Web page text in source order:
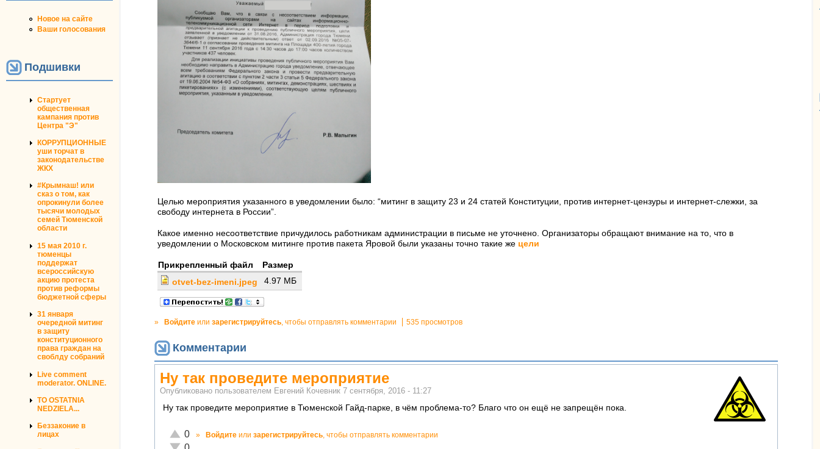
Новое на сайте
Ваши голосования
Подшивки
Стартует
общественная
кампания против
Центра "Э"
КОРРУПЦИОННЫЕ
уши торчат в
законодательстве
ЖКХ
#Крымнаш! или
сказ о том, как
опрокинули более
тысячи молодых
семей Тюменской
области
15 мая 2010 г.
тюменцы
поддержат
всероссийскую
акцию протеста
против реформы
бюджетной сферы
31 января
очередной митинг
в защиту
конституционного
права граждан на
своблду собраний
Live comment
moderator. ONLINE.
TO OSTATNIA
NEDZIELA...
Беззаконие в
лицах
Целью мероприятия указанного в уведомлении было: “митинг в защиту 23 и 24 статей Конституции, против интернет-цензуры и интернет-слежки, за
свободу интернета в России”.
Какое именно несоответствие причудилось работникам администрации в письме не уточнено. Организаторы обращают внимание на то, что в
уведомлении о Московском митинге против пакета Яровой были указаны точно такие же цели
Прикрепленный файл
Размер
otvet-bez-imeni.jpeg
4.97 МБ
» Войдите или зарегистрируйтесь , чтобы отправлять комментарии 535 просмотров
Комментарии
Ну так проведите мероприятие
Опубликовано пользователем Евгений Кочевник 7 сентября, 2016 - 11:27
Ну так проведите мероприятие в Тюменской Гайд-парке, в чём проблема-то? Благо что он ещё не запрещён пока.
Отлично!
0
Неадекватно!
» Войдите или зарегистрируйтесь, чтобы отправлять комментарии